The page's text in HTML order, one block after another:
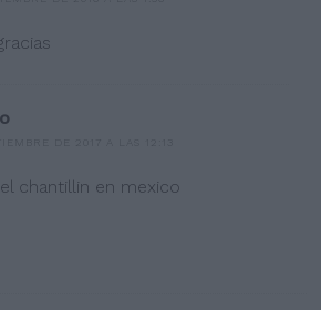
chantillin en mexico